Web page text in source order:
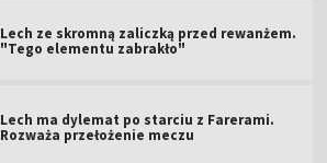
Lech ze skromną zaliczką przed rewanżem.
"Tego elementu zabrakło"
Lech ma dylemat po starciu z Farerami.
Rozważa przełożenie meczu